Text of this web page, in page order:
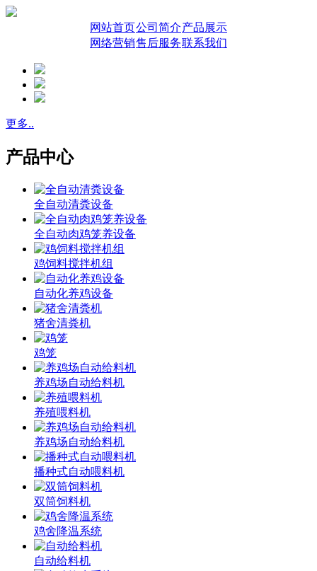
网站首页公司简介产品展示
网络营销售后服务联系我们
更多..
产品中心
全自动清粪设备
全自动肉鸡笼养设备
鸡饲料搅拌机组
自动化养鸡设备
猪舍清粪机
鸡笼
养鸡场自动给料机
养殖喂料机
养鸡场自动给料机
播种式自动喂料机
双筒饲料机
鸡舍降温系统
自动给料机